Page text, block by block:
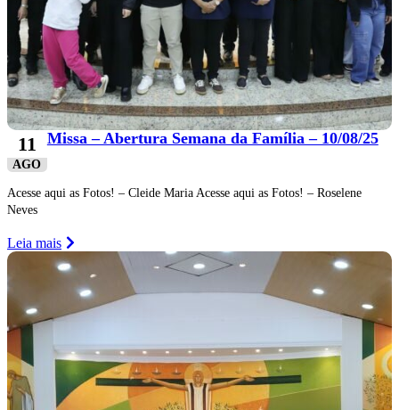
11
AGO
Missa – Abertura Semana da Família – 10/08/25
Acesse aqui as Fotos! – Cleide Maria Acesse aqui as Fotos! – Roselene
Neves
Leia mais